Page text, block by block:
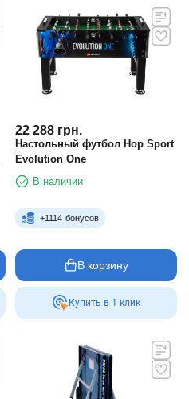
22 288 грн.
Настольный футбол Hop Sport
Evolution One
В наличии
+1114 бонусов
В корзину
Купить в 1 клик